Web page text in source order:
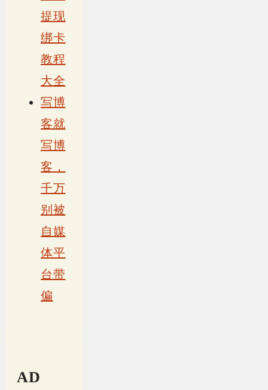
提现
绑卡
教程
大全
写博
客就
写博
客，
千万
别被
自媒
体平
台带
偏
AD